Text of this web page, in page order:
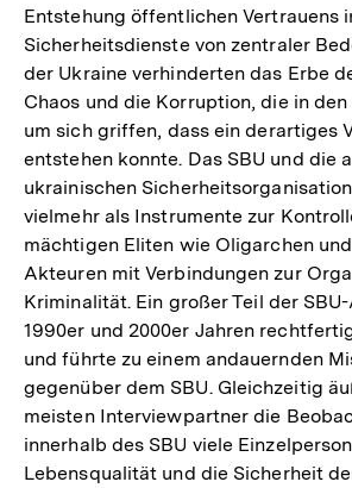
Entstehung öffentlichen Vertrauens
Sicherheitsdienste von zentraler
der Ukraine verhinderten das Erbe
Chaos und die Korruption, die in den
um sich griffen, dass ein derartiges
entstehen konnte. Das SBU und die
ukrainischen
vielmehr als Instrumente zur
mächtigen Eliten wie Oligarchen
Akteuren mit Verbindungen zur
Kriminalität. Ein großer Teil der
1990er und 2000er Jahren
und führte zu einem andauernden
gegenüber dem SBU. Gleichzeitig
meisten Interviewpartner die
innerhalb des SBU viele
Lebensqualität und die Sicherheit